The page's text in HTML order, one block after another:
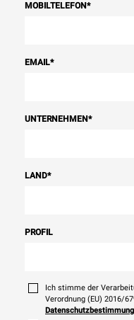
MOBILTELEFON*
EMAIL*
UNTERNEHMEN*
LAND*
PROFIL
Ich stimme der
Verordnung (EU) 2016/